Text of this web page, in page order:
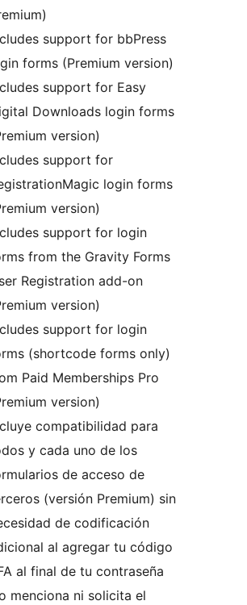
support for bbPress
forms (Premium version)
support for Easy
Downloads login forms
version)
support for
login forms
version)
support for login
from the Gravity Forms
Registration add-on
version)
support for login
(shortcode forms only)
Paid Memberships Pro
version)
compatibilidad para
y cada uno de los
de acceso de
(versión Premium) sin
de codificación
al agregar tu código
al final de tu contraseña
menciona ni solicita el